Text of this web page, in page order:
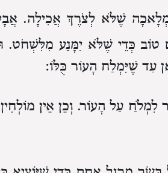
שֶׁלֹּא לְצֹרֶךְ אֲכִילָה.
טוֹב כְּדֵי שֶׁלֹּא יִמָּנַע מִלִּשְׁחֹט.
עַד שֶׁיִּמְלַח הָעוֹר כֻּלּוֹ:
לִמְלֹחַ עַל הָעוֹר. וְכֵן אֵין